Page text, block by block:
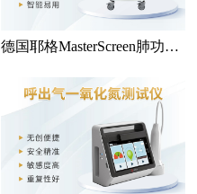
德国耶格MasterScreen肺功能